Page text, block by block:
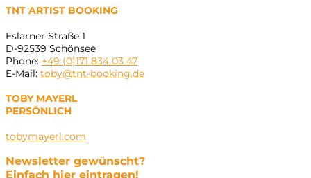
TNT ARTIST BOOKING
Eslarner Straße 1
D-92539 Schönsee
Phone: +49 (0)171 834 03 47
E-Mail: toby@tnt-booking.de
TOBY MAYERL
PERSÖNLICH
tobymayerl.com
Newsletter gewünscht?
Einfach hier eintragen!